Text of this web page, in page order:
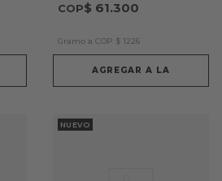
$ 61.300
Gramo a COP $ 1226
AGREGAR A LA
NUEVO